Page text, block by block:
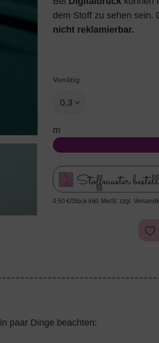
dem Stoff zu sehen sein.
nicht reklamierbar.
Vorrätig
m
Stoffmuster
0,50 €/Stück inkl. MwSt. zzgl.
paar Dinge beachten: